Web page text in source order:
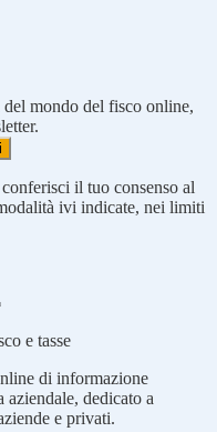
mondo del fisco online,
il tuo consenso al
ivi indicate, nei limiti
e tasse
di informazione
aziendale, dedicato a
e privati.